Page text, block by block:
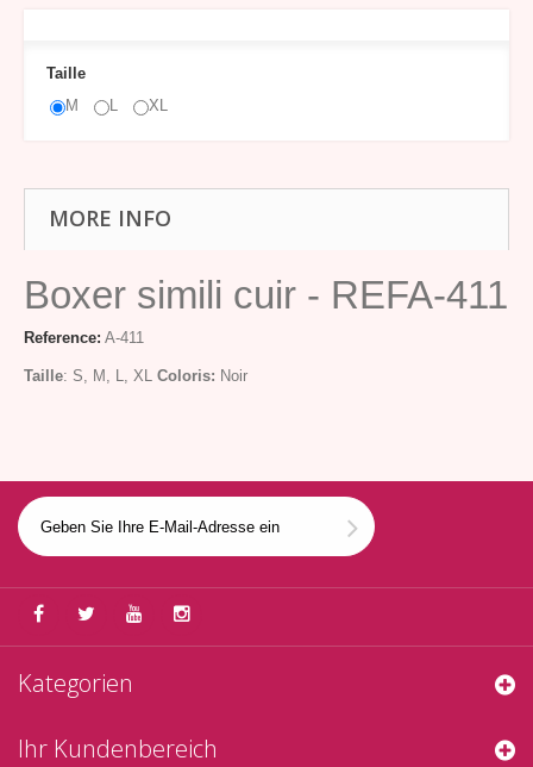
Taille
M
L XL
MORE INFO
Boxer simili cuir - REFA-411
Reference: A-411
Taille: S, M, L, XL Coloris: Noir
Kategorien
Ihr Kundenbereich